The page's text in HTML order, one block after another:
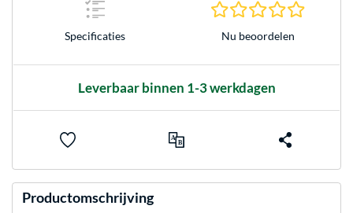
Specificaties Nu beoordelen
Leverbaar binnen 1-3 werkdagen
Productomschrijving